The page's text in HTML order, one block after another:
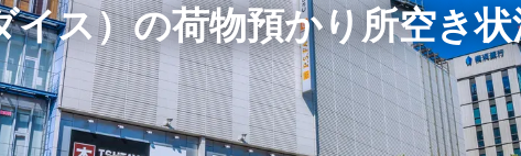
イス）の荷物預かり所空き